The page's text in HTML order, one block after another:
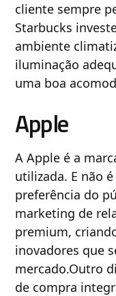
cliente sempre
Starbucks
ambiente
iluminação
uma boa
Apple
A Apple é a
utilizada. E não
preferência do
marketing de
premium,
inovadores que
mercado.Outro
de compra